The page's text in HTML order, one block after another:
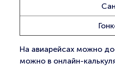
На авиарейсах можно
можно в онлайн-